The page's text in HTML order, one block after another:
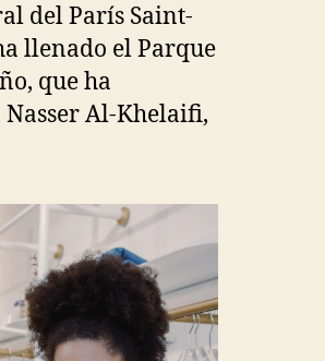
del París Saint-
llenado el Parque
que ha
Al-Khelaifi,